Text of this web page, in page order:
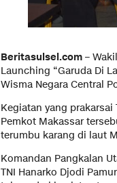
Beritasulsel.com –
Launching “Garuda Di
Wisma Negara Central
Kegiatan yang prakarsai
Pemkot Makassar
terumbu karang di laut
Komandan Pangkalan
TNI Hanarko Djodi